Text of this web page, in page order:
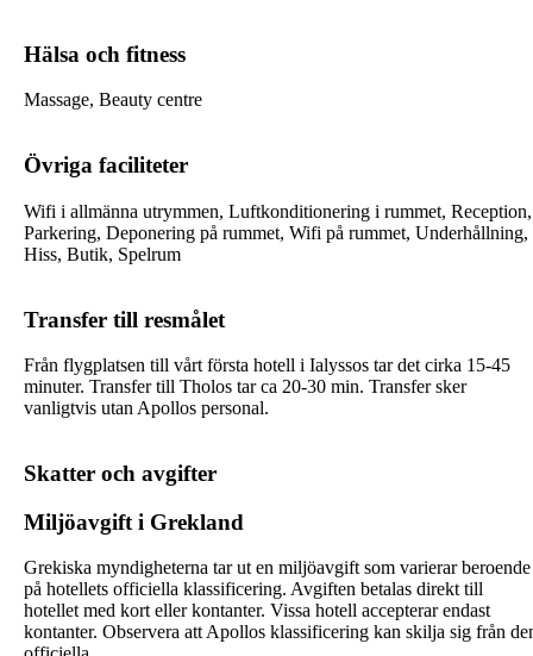
Hälsa och fitness
Massage, Beauty centre
Övriga faciliteter
Wifi i allmänna utrymmen, Luftkonditionering i rummet, Reception,
Parkering, Deponering på rummet, Wifi på rummet, Underhållning,
Hiss, Butik, Spelrum
Transfer till resmålet
Från flygplatsen till vårt första hotell i Ialyssos tar det cirka 15-45
minuter. Transfer till Tholos tar ca 20-30 min. Transfer sker
vanligtvis utan Apollos personal.
Skatter och avgifter
Miljöavgift i Grekland
Grekiska myndigheterna tar ut en miljöavgift som varierar beroende
på hotellets officiella klassificering. Avgiften betalas direkt till
hotellet med kort eller kontanter. Vissa hotell accepterar endast
kontanter. Observera att Apollos klassificering kan skilja sig från